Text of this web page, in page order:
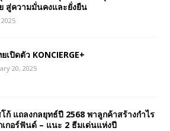
สู่ความมั่นคงและยั่งยืน
เปิดตัว KONCIERGE+
20, 2025
ก้ แถลงกลยุทธ์ปี 2568 พาลูกค้าสร้างกำไร
เกอร์ฟันด์ – แนะ 2 ธีมเด่นแห่งปี